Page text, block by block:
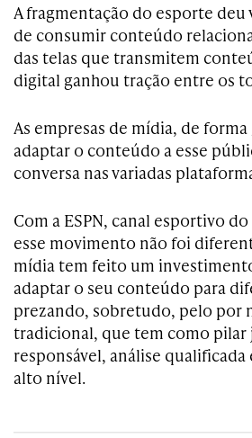
A fragmentação do esporte deu
de consumir conteúdo
das telas que transmitem
digital ganhou tração entre os
As empresas de mídia, de
adaptar o conteúdo a esse
conversa nas variadas
Com a ESPN, canal esportivo
esse movimento não foi
mídia tem feito um
adaptar o seu conteúdo para
prezando, sobretudo, pelo por
tradicional, que tem como pilar
responsável, análise qualificada
alto nível.